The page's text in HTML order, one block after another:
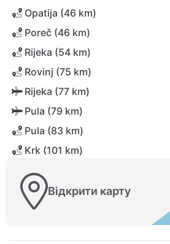
Opatija (46 km)
Poreč (46 km)
Rijeka (54 km)
Rovinj (75 km)
Rijeka (77 km)
Pula (79 km)
Pula (83 km)
Krk (101 km)
Відкрити карту